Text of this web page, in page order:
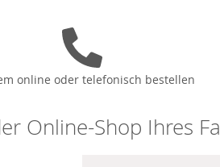
online oder telefonisch bestellen
Online-Shop Ihres